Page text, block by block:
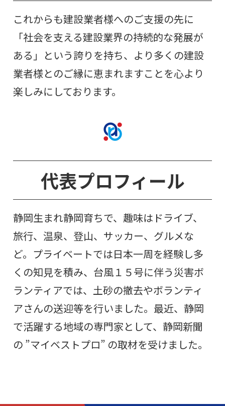
これからも建設業者様へのご支援の先に
「社会を支える建設業界の持続的な発展が
ある」という誇りを持ち、より多くの建設
業者様とのご縁に恵まれますことを心より
楽しみにしております。
代表プロフィール
静岡生まれ静岡育ちで、趣味はドライブ、
旅行、温泉、登山、サッカー、グルメな
ど。プライベートでは日本一周を経験し多
くの知見を積み、台風１５号に伴う災害ボ
ランティアでは、土砂の撤去やボランティ
アさんの送迎等を行いました。最近、静岡
で活躍する地域の専門家として、静岡新聞
の ”マイベストプロ” の取材を受けました。